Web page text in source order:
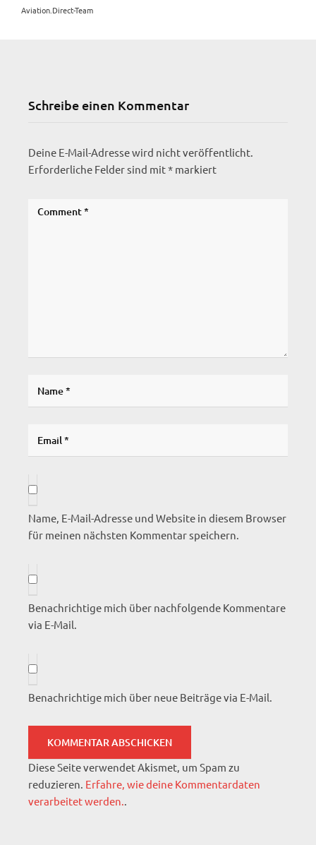
Aviation.Direct-Team
Schreibe einen Kommentar
Deine E-Mail-Adresse wird nicht veröffentlicht.
Erforderliche Felder sind mit* markiert
Name, E-Mail-Adresse und Website in diesem Browser
für meinen nächsten Kommentar speichern.
Benachrichtige mich über nachfolgende Kommentare
via E-Mail.
Benachrichtige mich über neue Beiträge via E-Mail.
Diese Seite verwendet Akismet, um Spam zu
reduzieren. Erfahre, wie deine Kommentardaten
verarbeitet werden..